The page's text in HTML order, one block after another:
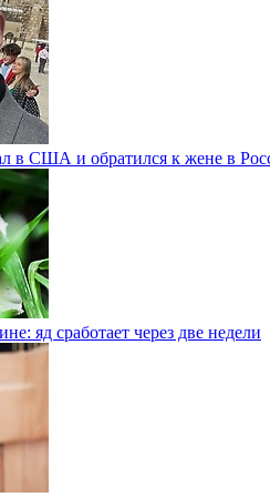
в США и обратился к жене в
яд сработает через две недели